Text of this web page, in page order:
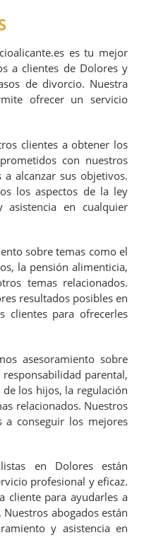
es tu mejor
a clientes de Dolores y
de divorcio. Nuestra
ofrecer un servicio
clientes a obtener los
con nuestros
alcanzar sus objetivos.
los aspectos de la ley
asistencia en cualquier
sobre temas como el
la pensión alimenticia,
temas relacionados.
resultados posibles en
clientes para ofrecerles
asesoramiento sobre
parental,
los hijos, la regulación
relacionados. Nuestros
a conseguir los mejores
en Dolores están
profesional y eficaz.
cliente para ayudarles a
abogados están
y asistencia en